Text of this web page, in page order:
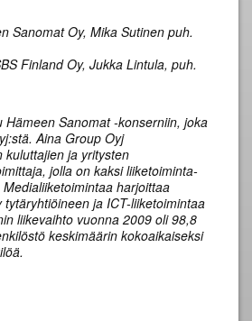
Sanomat Oy, Mika Sutinen puh.
Finland Oy, Jukka Lintula, puh.
Hämeen Sanomat -konserniin, joka
Aina Group Oyj
kuluttajien ja yritysten
jolla on kaksi liiketoiminta-
harjoittaa
ja ICT-liiketoimintaa
liikevaihto vuonna 2009 oli 98,8
keskimäärin kokoaikaiseksi